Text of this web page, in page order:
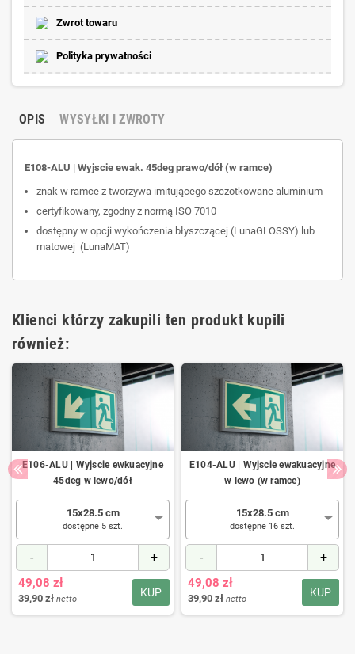
Zwrot towaru
Polityka prywatności
OPIS WYSYŁKI I ZWROTY
E108-ALU | Wyjscie ewak. 45deg prawo/dół (w ramce)
znak w ramce z tworzywa imitującego szczotkowane aluminium
certyfikowany, zgodny z normą ISO 7010
dostępny w opcji wykończenia błyszczącej (LunaGLOSSY) lub
matowej (LunaMAT)
Klienci którzy zakupili ten produkt kupili
również:
E106-ALU | Wyjscie ewkuacyjne
45deg w lewo/dół
15x28.5 cm
dostępne 5 szt.
- +
KUP
49,08 zł
39,90 zł netto
E104-ALU | Wyjscie ewakuacyjne
w lewo (w ramce)
15x28.5 cm
dostępne 16 szt.
- +
KUP
49,08 zł
39,90 zł netto